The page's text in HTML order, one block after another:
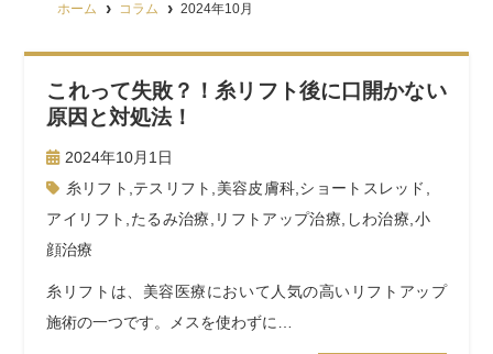
ホーム コラム 2024年10月
これって失敗？！糸リフト後に口開かない
原因と対処法！
2024年10月1日
糸リフト テスリフト 美容皮膚科 ショートスレッド
アイリフト たるみ治療 リフトアップ治療 しわ治療 小
顔治療
糸リフトは、美容医療において人気の高いリフトアップ
施術の一つです。メスを使わずに…